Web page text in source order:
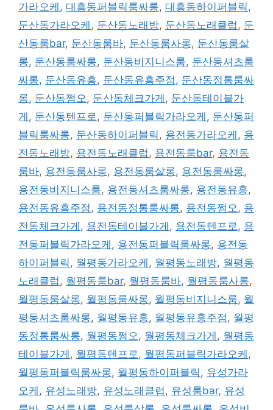
가라오케 , 대흥동퍼블릭룸싸롱, 대흥동하이퍼블릭,
둔산동가라오케 , 둔산동노래방, 둔산동노래클럽, 둔
산동룸bar, 둔산동룸바, 둔산동룸사롱, 둔산동룸살
롱, 둔산동룸싸롱, 둔산동비지니스룸, 둔산동셔츠룸
싸롱, 둔산동유흥, 둔산동유흥주점, 둔산동정통룸싸
롱, 둔산동쩜오, 둔산동체크가게 , 둔산동테이블가
게 , 둔산동텐프로, 둔산동퍼블릭가라오케 , 둔산동퍼
블릭룸싸롱, 둔산동하이퍼블릭, 용전동가라오케 , 용
전동노래방, 용전동노래클럽, 용전동룸bar, 용전동
룸바, 용전동룸사롱, 용전동룸살롱, 용전동룸싸롱,
용전동비지니스룸, 용전동셔츠룸싸롱, 용전동유흥,
용전동유흥주점, 용전동정통룸싸롱, 용전동쩜오, 용
전동체크가게 , 용전동테이블가게 , 용전동텐프로, 용
전동퍼블릭가라오케 , 용전동퍼블릭룸싸롱, 용전동
하이퍼블릭, 월평동가라오케 , 월평동노래방, 월평동
노래클럽, 월평동룸bar, 월평동룸바, 월평동룸사롱,
월평동룸살롱, 월평동룸싸롱, 월평동비지니스룸, 월
평동셔츠룸싸롱, 월평동유흥, 월평동유흥주점, 월평
동정통룸싸롱, 월평동쩜오, 월평동체크가게 , 월평동
테이블가게 , 월평동텐프로, 월평동퍼블릭가라오케 ,
월평동퍼블릭룸싸롱, 월평동하이퍼블릭, 유성가라
오케 , 유성노래방, 유성노래클럽, 유성룸bar, 유성